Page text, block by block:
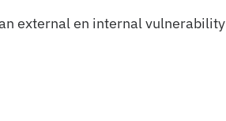
external en internal vulnerability